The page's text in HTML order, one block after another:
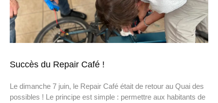
Succès du Repair Café !
Le dimanche 7 juin, le Repair Café était de retour au Quai des
possibles ! Le principe est simple : permettre aux habitants de